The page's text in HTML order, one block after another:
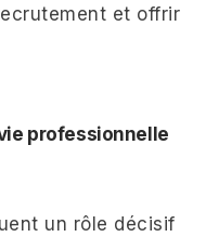
et offrir
professionnelle
un rôle décisif